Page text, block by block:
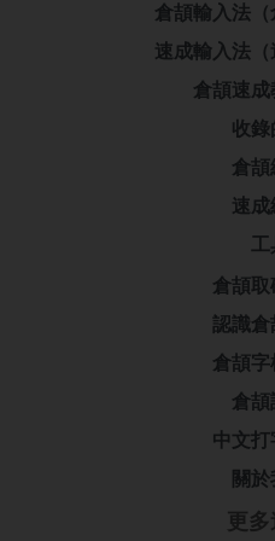
倉頡輸入法（
速成輸入法（
倉頡速
收
倉頡
速成
倉頡
認識
倉頡
倉
中文
關於
更